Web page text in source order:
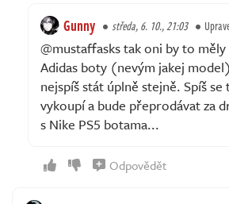
Gunny středa, 6. 10., 21:03
@mustaffasks tak oni by to
Adidas boty (nevým jakej
nejspíš stát úplně stejně. Spíš se
vykoupí a bude přeprodávat za
s Nike PS5 botama...
Odpovědět